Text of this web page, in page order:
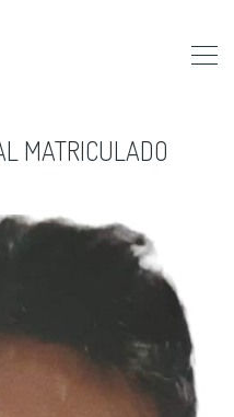
MATRICULADO